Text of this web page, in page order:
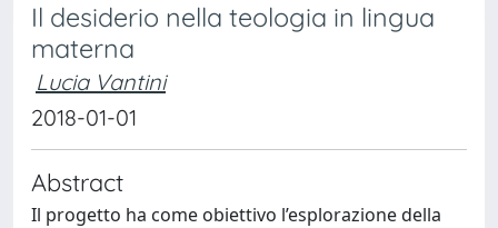
Il desiderio nella teologia in lingua
materna
Lucia Vantini
2018-01-01
Abstract
Il progetto ha come obiettivo l’esplorazione della